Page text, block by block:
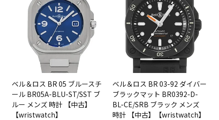
ベル＆ロス BR 05 ブルースチ
ール BR05A-BLU-ST/SST ブ
ルー メンズ 時計 【中古】
【wristwatch】
ベル＆ロス BR 03-92 ダイバー
ブラックマット BR0392-D-
BL-CE/SRB ブラック メンズ
時計 【中古】【wristwatch】